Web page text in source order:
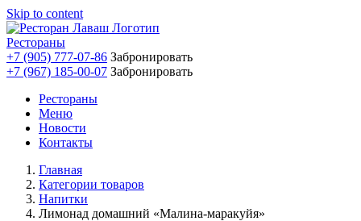
Skip to content
Рестораны
+7 (905) 777-07-86 Забронировать
+7 (967) 185-00-07 Забронировать
Рестораны
Меню
Новости
Контакты
Главная
Категории товаров
Напитки
Лимонад домашний «Малина-маракуйя»